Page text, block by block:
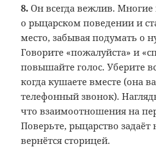
8. Он всегда вежлив.
о рыцарском поведении и
место, забывая подумать о
Говорите «пожалуйста» и
повышайте голос. Уберите
когда кушаете вместе (она
телефонный звонок).
что взаимоотношения на
Поверьте, рыцарство задаёт
вернётся сторицей.